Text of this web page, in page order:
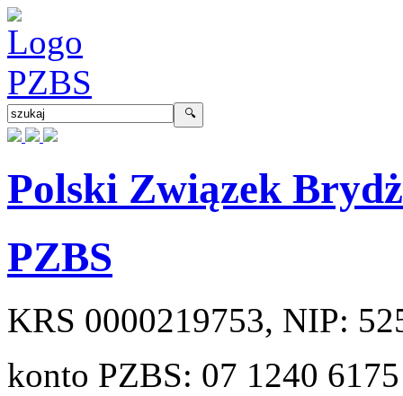
Polski Związek
PZBS
KRS 0000219753, NIP:
konto PZBS: 07 1240